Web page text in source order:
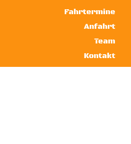
Fahrtermine
Anfahrt
Team
Kontakt